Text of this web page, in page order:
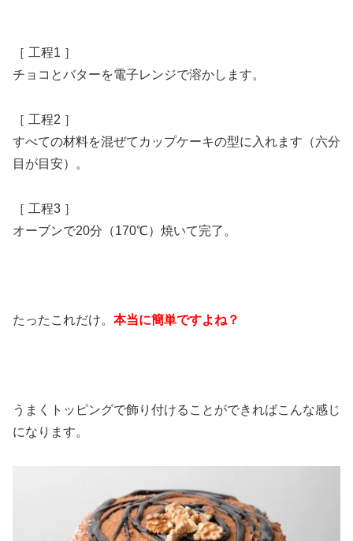
［ 工程1 ］
チョコとバターを電子レンジで溶かします。
［ 工程2 ］
すべての材料を混ぜてカップケーキの型に入れます（六分
目が目安）。
［ 工程3 ］
オーブンで20分（170℃）焼いて完了。
たったこれだけ。 本当に簡単ですよね？
うまくトッピングで飾り付けることができればこんな感じ
になります。